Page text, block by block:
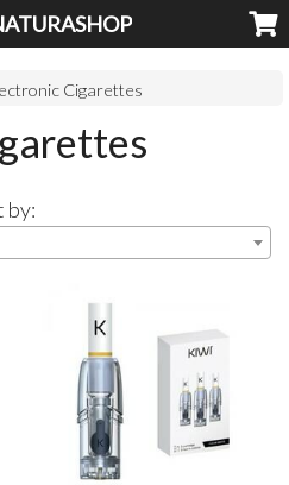
Cigarettes
by: